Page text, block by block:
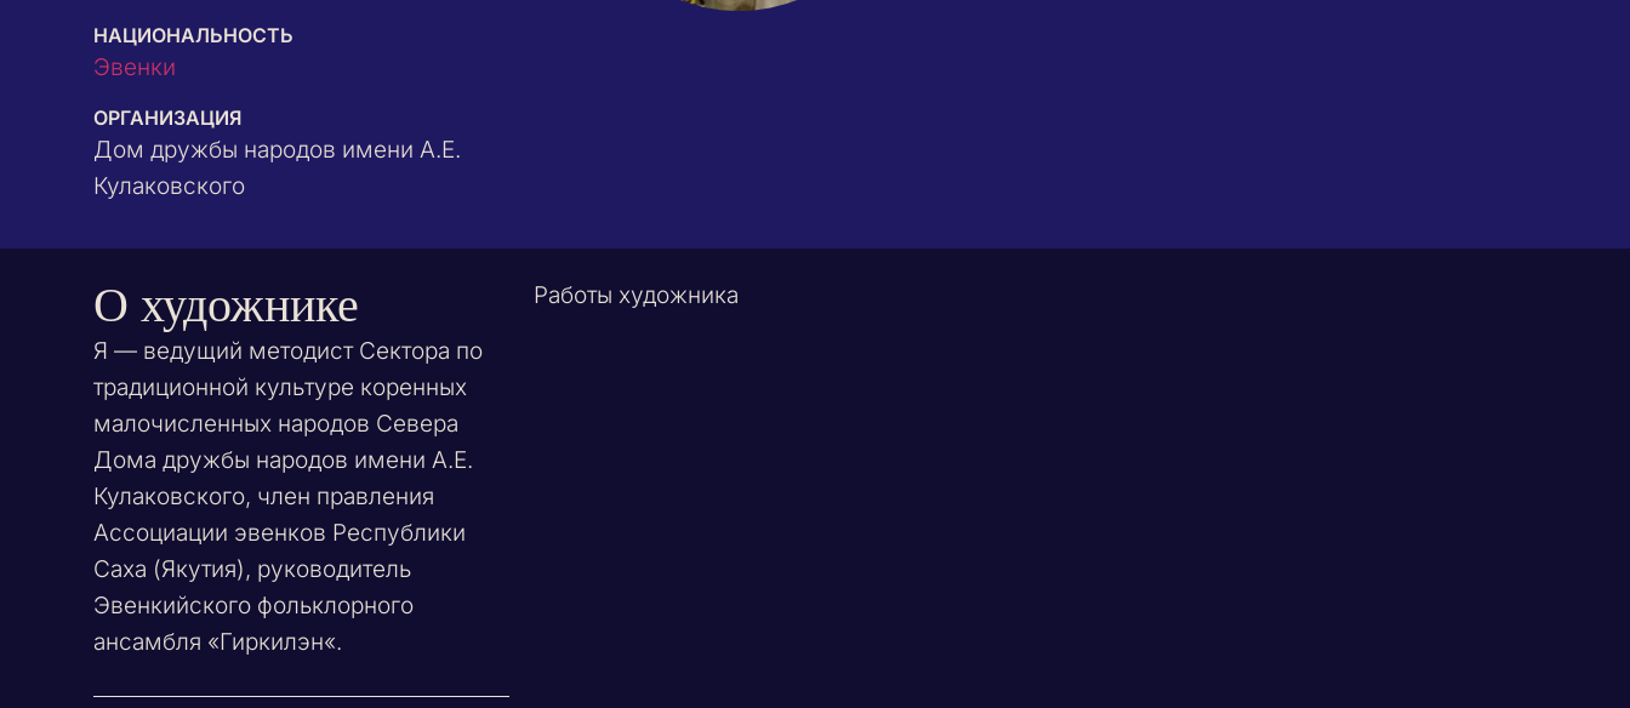
НАЦИОНАЛЬНОСТЬ
Эвенки
ОРГАНИЗАЦИЯ
Дом дружбы народов имени А.Е.
Кулаковского
О художнике
Я — ведущий методистСектора по
традиционной культуре коренных
малочисленных народов Севера
Дома дружбы народов имени А.Е.
Кулаковского, член правления
Ассоциации эвенков Республики
Саха (Якутия), руководитель
Эвенкийского фольклорного
ансамбля «Гиркилэн«.
Работы художника